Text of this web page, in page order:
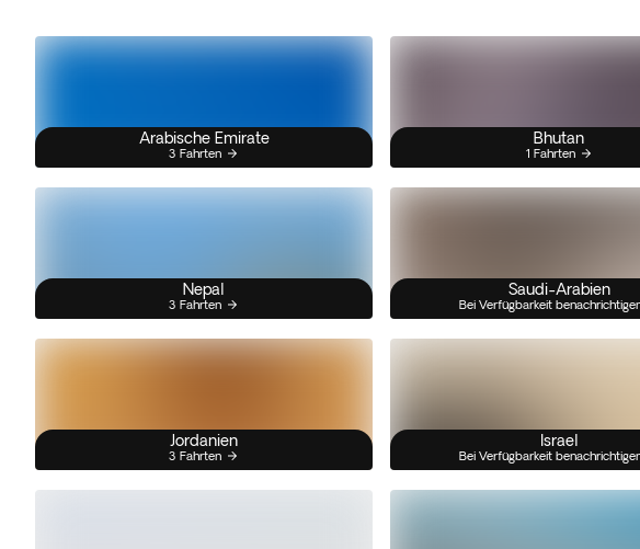
Arabische Emirate
3 Fahrten
Bhutan
1 Fahrten
Nepal
3 Fahrten
Saudi-Arabien
Bei Verfügbarkeit
Jordanien
3 Fahrten
Israel
Bei Verfügbarkeit